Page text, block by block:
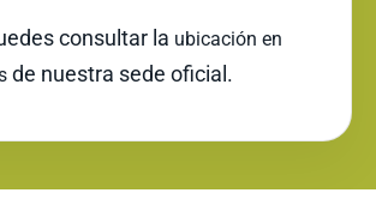
consultar la ubicación en
de nuestra sede oficial.